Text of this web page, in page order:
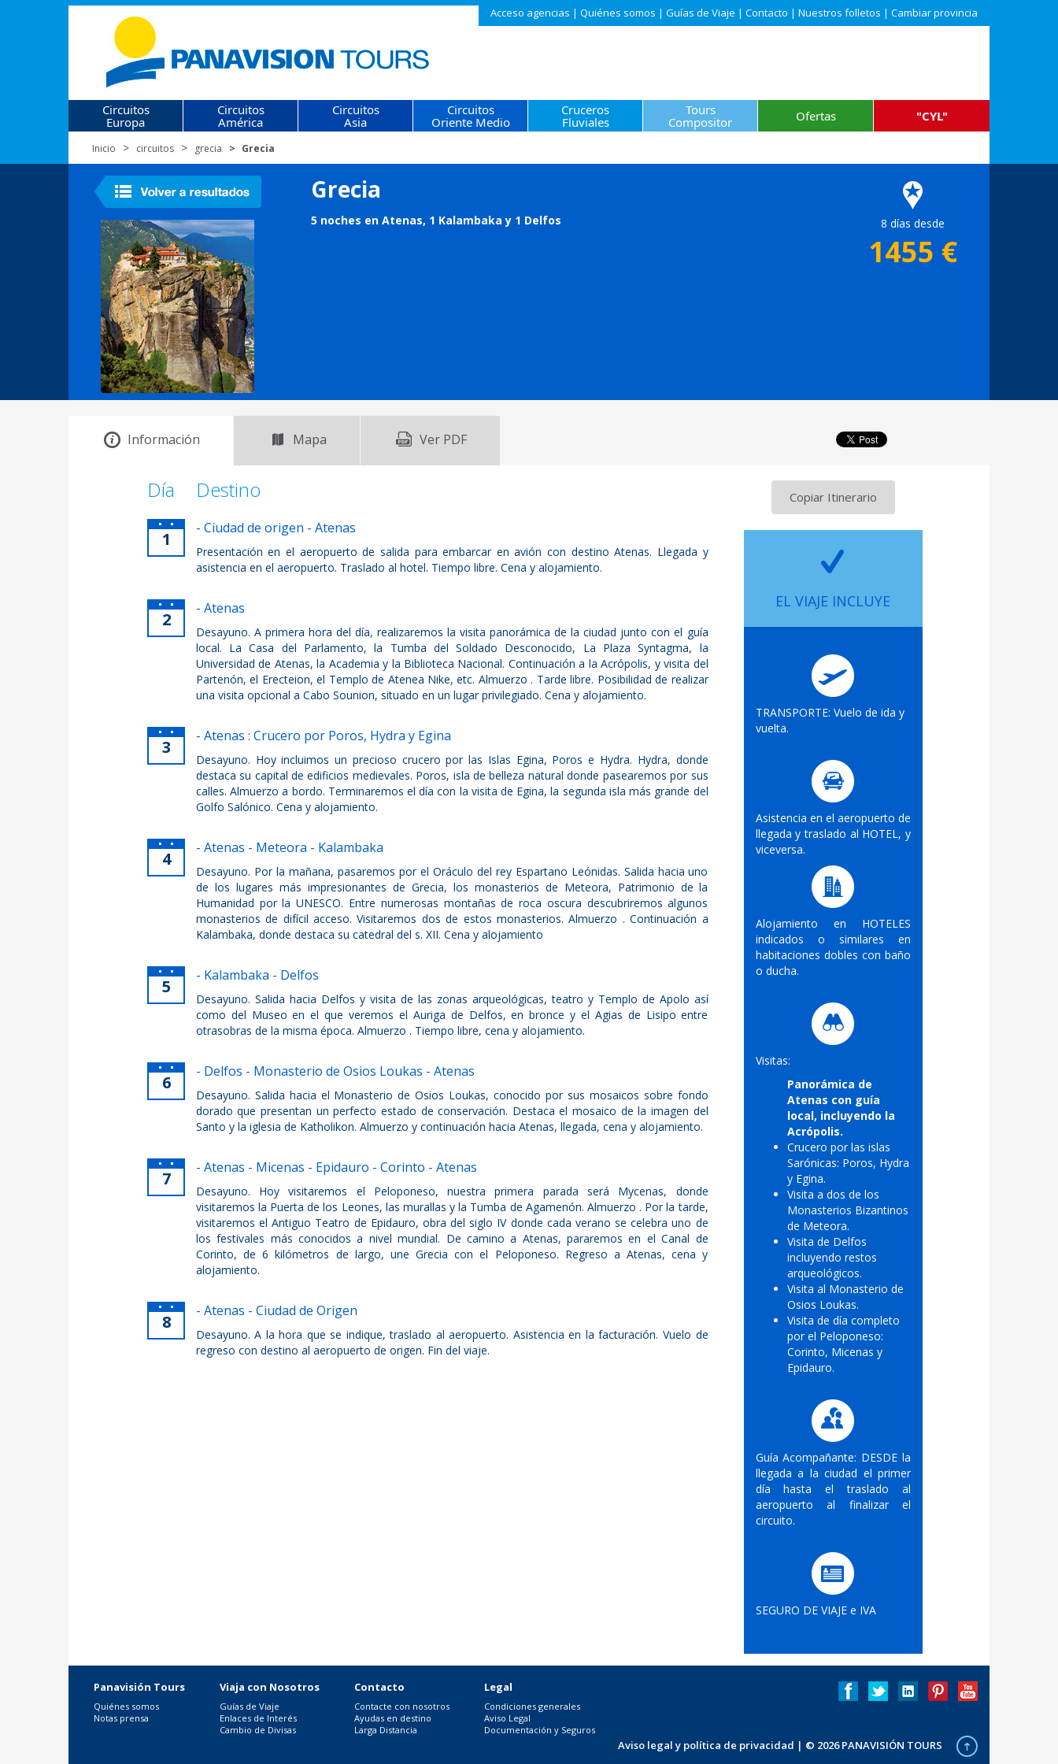
Acceso agencias | Quiénes somos | Guías de Viaje | Contacto | Nuestros folletos | Cambiar provincia
Circuitos
Europa
Circuitos
América
Circuitos
Asia
Circuitos
Oriente Medio
Cruceros
Fluviales
Tours
Compositor
Ofertas "CYL"
Inicio circuitos grecia Grecia
Grecia
5 noches en Atenas, 1 Kalambaka y 1 Delfos 8 días desde
1455 €
Información Mapa Ver PDF
Día Destino
1
- Ciudad de origen - Atenas
Presentación en el aeropuerto de salida para embarcar en avión con destino Atenas. Llegada y
asistencia en el aeropuerto. Traslado al hotel. Tiempo libre. Cena y alojamiento.
2
- Atenas
Desayuno. A primera hora del día, realizaremos la visita panorámica de la ciudad junto con el guía
local. La Casa del Parlamento, la Tumba del Soldado Desconocido, La Plaza Syntagma, la
Universidad de Atenas, la Academia y la Biblioteca Nacional. Continuación a la Acrópolis, y visita del
Partenón, el Erecteion, el Templo de Atenea Nike, etc. Almuerzo . Tarde libre. Posibilidad de realizar
una visita opcional a Cabo Sounion, situado en un lugar privilegiado. Cena y alojamiento.
3
- Atenas : Crucero por Poros, Hydra y Egina
Desayuno. Hoy incluimos un precioso crucero por las Islas Egina, Poros e Hydra. Hydra, donde
destaca su capital de edificios medievales. Poros, isla de belleza natural donde pasearemos por sus
calles. Almuerzo a bordo. Terminaremos el día con la visita de Egina, la segunda isla más grande del
Golfo Salónico. Cena y alojamiento.
4
- Atenas - Meteora - Kalambaka
Desayuno. Por la mañana, pasaremos por el Oráculo del rey Espartano Leónidas. Salida hacia uno
de los lugares más impresionantes de Grecia, los monasterios de Meteora, Patrimonio de la
Humanidad por la UNESCO. Entre numerosas montañas de roca oscura descubriremos algunos
monasterios de difícil acceso. Visitaremos dos de estos monasterios. Almuerzo . Continuación a
Kalambaka, donde destaca su catedral del s. XII. Cena y alojamiento
5
- Kalambaka - Delfos
Desayuno. Salida hacia Delfos y visita de las zonas arqueológicas, teatro y Templo de Apolo así
como del Museo en el que veremos el Auriga de Delfos, en bronce y el Agias de Lisipo entre
otrasobras de la misma época. Almuerzo . Tiempo libre, cena y alojamiento.
6
- Delfos - Monasterio de Osios Loukas - Atenas
Desayuno. Salida hacia el Monasterio de Osios Loukas, conocido por sus mosaicos sobre fondo
dorado que presentan un perfecto estado de conservación. Destaca el mosaico de la imagen del
Santo y la iglesia de Katholikon. Almuerzo y continuación hacia Atenas, llegada, cena y alojamiento.
7
- Atenas - Micenas - Epidauro - Corinto - Atenas
Desayuno. Hoy visitaremos el Peloponeso, nuestra primera parada será Mycenas, donde
visitaremos la Puerta de los Leones, las murallas y la Tumba de Agamenón. Almuerzo . Por la tarde,
visitaremos el Antiguo Teatro de Epidauro, obra del siglo IV donde cada verano se celebra uno de
los festivales más conocidos a nivel mundial. De camino a Atenas, pararemos en el Canal de
Corinto, de 6 kilómetros de largo, une Grecia con el Peloponeso. Regreso a Atenas, cena y
alojamiento.
8
- Atenas - Ciudad de Origen
Desayuno. A la hora que se indique, traslado al aeropuerto. Asistencia en la facturación. Vuelo de
regreso con destino al aeropuerto de origen. Fin del viaje.
Copiar Itinerario
EL VIAJE INCLUYE
TRANSPORTE: Vuelo de ida y
vuelta.
Asistencia en el aeropuerto de
llegada y traslado al HOTEL, y
viceversa.
Alojamiento en HOTELES
indicados o similares en
habitaciones dobles con baño
o ducha.
Visitas:
Panorámica de
Atenas con guía
local, incluyendo la
Acrópolis.
Crucero por las islas
Sarónicas: Poros, Hydra
y Egina.
Visita a dos de los
Monasterios Bizantinos
de Meteora.
Visita de Delfos
incluyendo restos
arqueológicos.
Visita al Monasterio de
Osios Loukas.
Visita de día completo
por el Peloponeso:
Corinto, Micenas y
Epidauro.
Guía Acompañante: DESDE la
llegada a la ciudad el primer
día hasta el traslado al
aeropuerto al finalizar el
circuito.
SEGURO DE VIAJE e IVA
Panavisión Tours
Quiénes somos
Notas prensa
Viaja con Nosotros
Guías de Viaje
Enlaces de Interés
Cambio de Divisas
Contacto
Contacte con nosotros
Ayudas en destino
Larga Distancia
Legal
Condiciones generales
Aviso Legal
Documentación y Seguros
Aviso legal y política de privacidad | © 2026 PANAVISIÓN TOURS